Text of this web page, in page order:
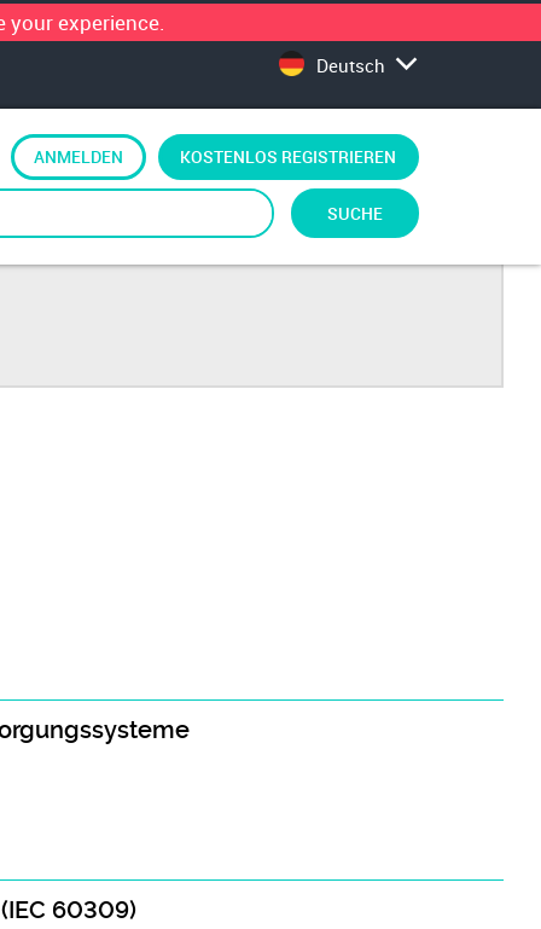
experience.
Deutsch
SUCHE
ANMELDEN KOSTENLOS REGISTRIEREN
+ Co. KG
60309)